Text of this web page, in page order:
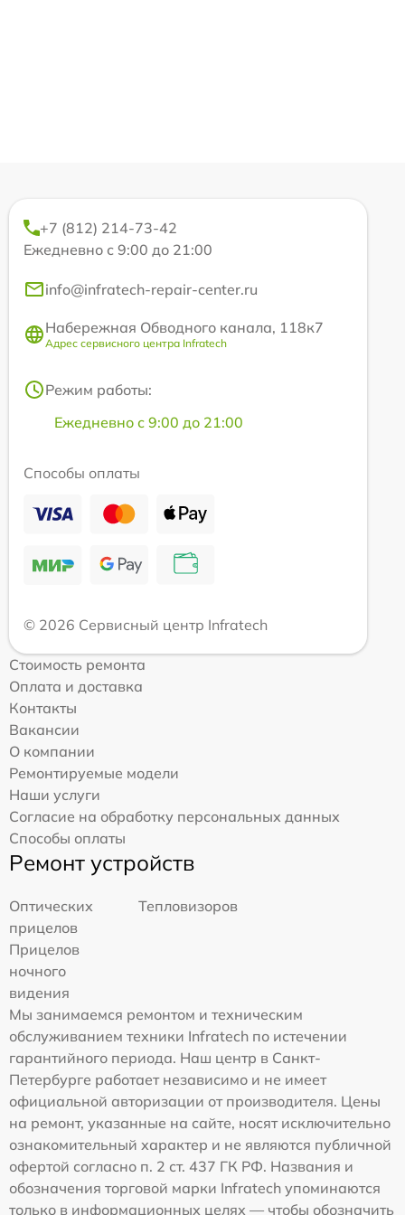
+7 (812) 214-73-42
Ежедневно с 9:00 до 21:00
info@infratech-repair-center.ru
Набережная Обводного канала, 118к7
Адрес сервисного центра Infratech
Режим работы:
Ежедневно с 9:00 до 21:00
Способы оплаты
© 2026 Сервисный центр Infratech
Стоимость ремонта
Оплата и доставка
Контакты
Вакансии
О компании
Ремонтируемые модели
Наши услуги
Согласие на обработку персональных данных
Способы оплаты
Ремонт устройств
Оптических
прицелов
Тепловизоров
Прицелов
ночного
видения
Мы занимаемся ремонтом и техническим
обслуживанием техники Infratech по истечении
гарантийного периода. Наш центр в Санкт-
Петербурге работает независимо и не имеет
официальной авторизации от производителя. Цены
на ремонт, указанные на сайте, носят исключительно
ознакомительный характер и не являются публичной
офертой согласно п. 2 ст. 437 ГК РФ. Названия и
обозначения торговой марки Infratech упоминаются
только в информационных целях — чтобы обозначить